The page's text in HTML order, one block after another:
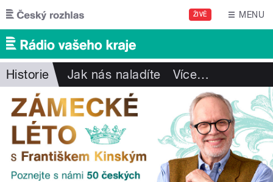
Přejít k hlavnímu obsahu
ŽIVĚ MENU
Historie Jak nás naladíte Více…